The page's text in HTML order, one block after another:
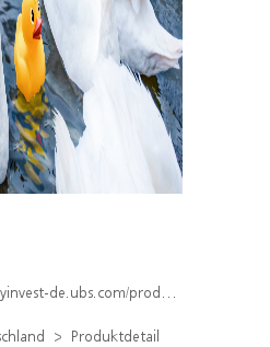
produkt/detail/index/isin/DE000WA5WK12
Produktdetail